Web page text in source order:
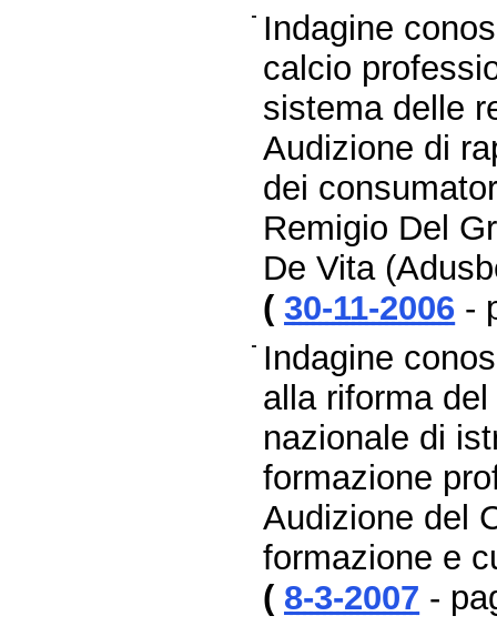
Indagine
calcio
sistema delle
Audizione di
dei
Remigio Del
De Vita
(30-11-2006 -
Indagine
alla riforma
nazionale di
formazione
Audizione del
formazione e
( 8-3-2007 -